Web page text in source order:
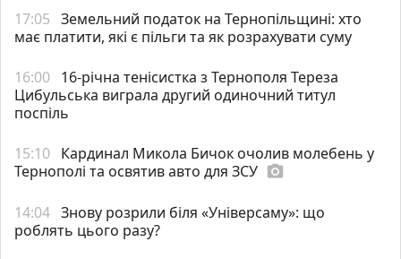
17:05 Земельний податок на Тернопільщині: хто
має платити, які є пільги та як розрахувати суму
16:00 16-річна тенісистка з Тернополя Тереза
Цибульська виграла другий одиночний титул
поспіль
15:10 Кардинал Микола Бичок очолив молебень у
Тернополі та освятив авто для ЗСУ photo_camera
14:04 Знову розрили біля «Універсаму»: що
роблять цього разу?